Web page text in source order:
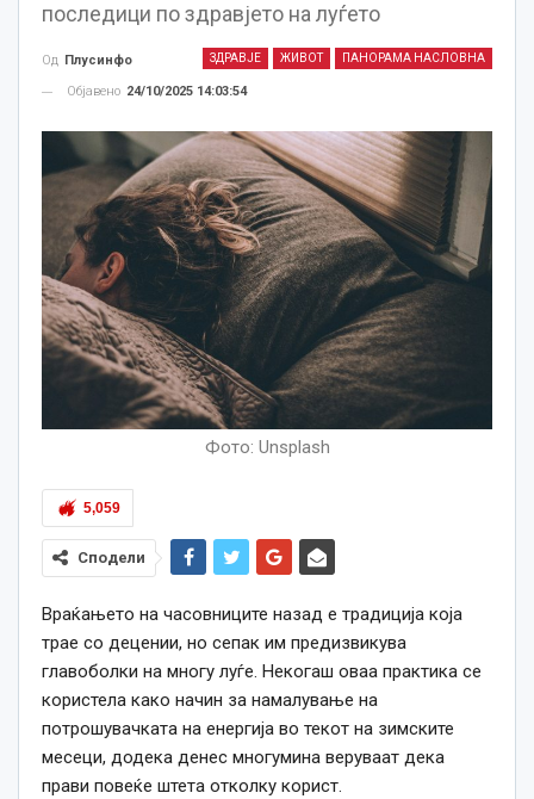
последици по здравјето на луѓето
ЗДРАВЈЕ ЖИВОТ ПАНОРАМА НАСЛОВНА
Од Плусинфо
Објавено 24/10/2025 14:03:54
Фото: Unsplash
5,059
Сподели
Враќањето на часовниците назад е традиција која
трае со децении, но сепак им предизвикува
главоболки на многу луѓе. Некогаш оваа практика се
користела како начин за намалување на
потрошувачката на енергија во текот на зимските
месеци, додека денес многумина веруваат дека
прави повеќе штета отколку корист.